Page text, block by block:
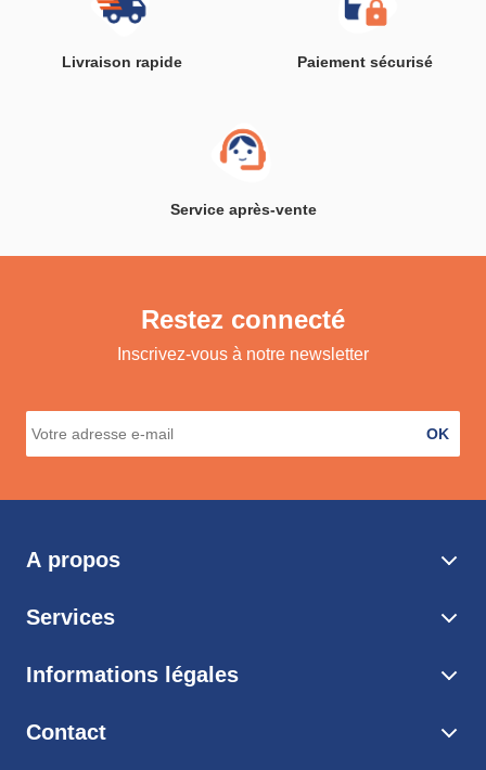
Livraison rapide Paiement sécurisé
Service après-vente
Restez connecté
Inscrivez-vous à notre newsletter
OK
A propos
Services
Informations légales
Contact